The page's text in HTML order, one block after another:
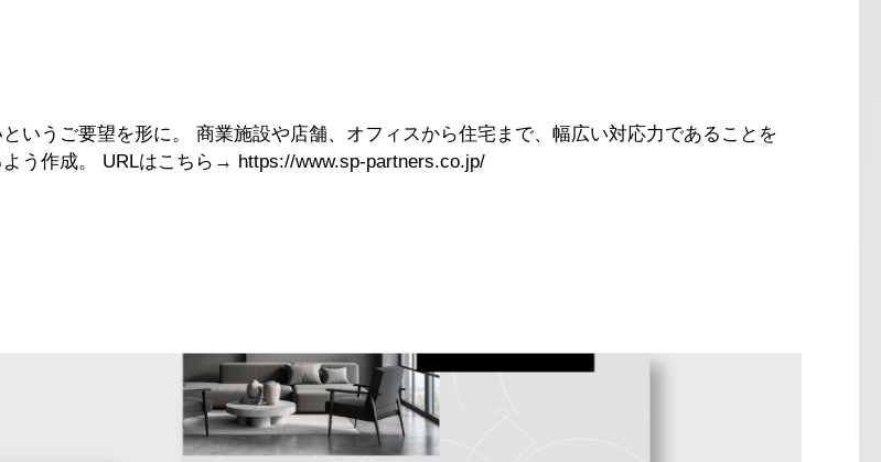
いうご要望を形に。 商業施設や店舗、オフィスから住宅まで、幅広い対応力であることを
う作成。 URLはこちら→ https://www.sp-partners.co.jp/